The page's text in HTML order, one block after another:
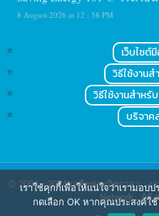
8 August 2026 at 12 : 58 PM
เว็บไซต์
วิธีใช้งาน
วิธีใช้งานสำหรั
บริจา
© 2004 - 2024เครือข่ายจิตอาสา : ง
Network. All
เราใช้คุกกี้เพื่อให้แน่ใจว่าเรามอ
กดเลือก OK หากคุณประสงค์ใ